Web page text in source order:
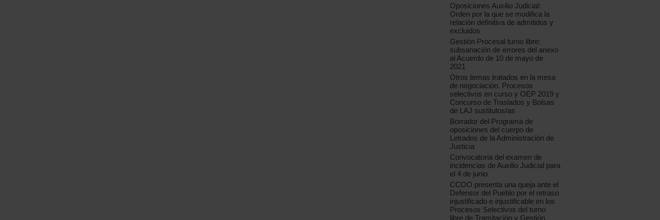
Oposiciones Auxilio Judicial:
Orden por la que se modifica la
relación definitiva de admitidos y
excluidos
Gestión Procesal turno libre:
subsanación de errores del anexo
al Acuerdo de 10 de mayo de
2021
Otros temas tratados en la mesa
de negociación. Procesos
selectivos en curso y OEP 2019 y
Concurso de Traslados y Bolsas
de LAJ sustitutos/as
Borrador del Programa de
oposiciones del cuerpo de
Letrados de la Administración de
Justicia
Convocatoria del examen de
incidencias de Auxilio Judicial para
el 4 de junio
CCOO presenta una queja ante el
Defensor del Pueblo por el retraso
injustificado e injustificable en los
Procesos Selectivos del turno
libre de Tramitación y Gestión